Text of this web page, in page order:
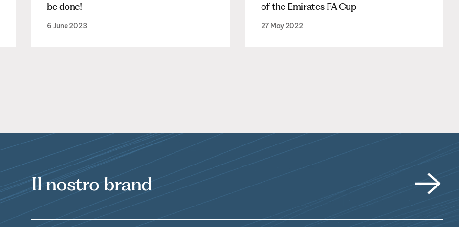
be done!
6 June 2023
of the Emirates FA Cup
27 May 2022
Il nostro brand